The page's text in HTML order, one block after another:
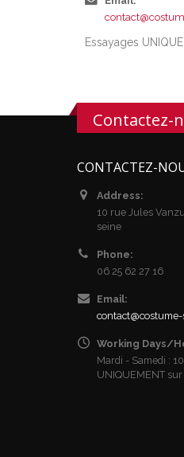
Essayages
Contactez-
CONTACTEZ-
Address:
10 rue Jules
seine
Phone:
06 25 62 27 16
Email:
Working Days/
Mardi - Samedi :
UNIQUEMENT sur